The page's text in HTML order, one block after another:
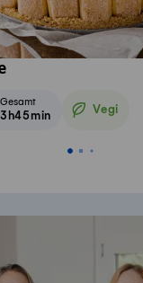
Gesamt
3h45min Vegi
Vegetarisch